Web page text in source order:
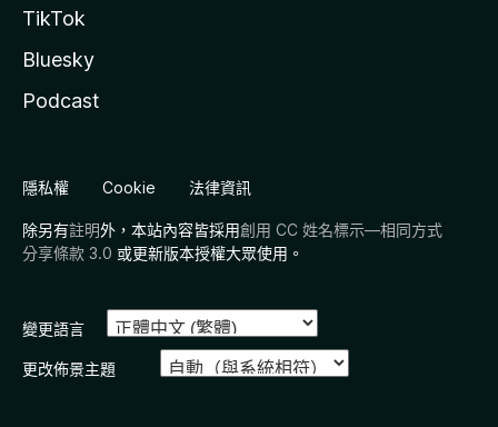
TikTok
Bluesky
Podcast
隱私權 Cookie 法律資訊
除另有註明外，本站內容皆採用創用 CC 姓名標示—相同方式
分享條款 3.0 或更新版本授權大眾使用。
變更語言
更改佈景主題